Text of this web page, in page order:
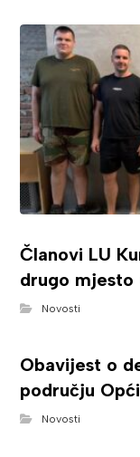
Članovi LU
drugo mjesto
Novosti
Obavijest o
području
Novosti